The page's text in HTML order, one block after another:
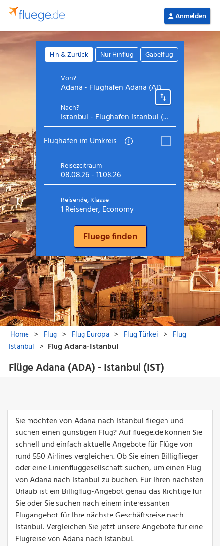
Flüge Adana (ADA) - Istanbul (IST)
Sie möchten von Adana nach Istanbul fliegen und
suchen einen günstigen Flug? Auf fluege.de können Sie
schnell und einfach aktuelle Angebote für Flüge von
rund 550 Airlines vergleichen. Ob Sie einen Billigflieger
oder eine Linienfluggesellschaft suchen, um einen Flug
von Adana nach Istanbul zu buchen. Für Ihren nächsten
Urlaub ist ein Billigflug-Angebot genau das Richtige für
Sie oder Sie suchen nach einem interessanten
Flugangebot für Ihre nächste Geschäftsreise nach
Istanbul. Vergleichen Sie jetzt unsere Angebote für eine
Flugreise von Adana nach Istanbul.